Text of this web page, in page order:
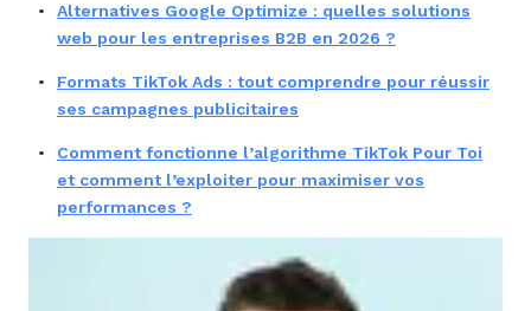
Alternatives Google Optimize : quelles solutions
web pour les entreprises B2B en 2026 ?
Formats TikTok Ads : tout comprendre pour réussir
ses campagnes publicitaires
Comment fonctionne l’algorithme TikTok Pour Toi
et comment l’exploiter pour maximiser vos
performances ?